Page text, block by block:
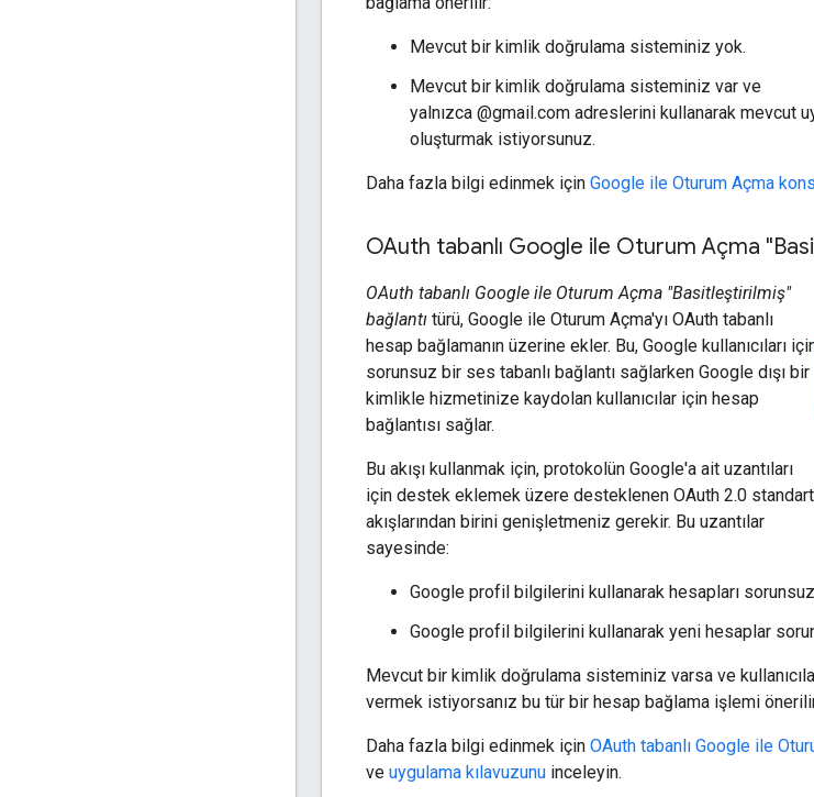
Mevcut bir kimlik doğrulama sisteminiz yok.
Mevcut bir kimlik doğrulama sisteminiz var ve
yalnızca @gmail.com adreslerini kullanarak mevcut
oluşturmak istiyorsunuz.
Daha fazla bilgi edinmek için Google ile Oturum Açma
OAuth tabanlı Google ile Oturum Açma
OAuth tabanlı Google ile Oturum Açma "Basitleştirilmiş"
bağlantı türü, Google ile Oturum Açma'yı OAuth tabanlı
hesap bağlamanın üzerine ekler. Bu, Google kullanıcıları
sorunsuz bir ses tabanlı bağlantı sağlarken Google dışı bir
kimlikle hizmetinize kaydolan kullanıcılar için hesap
bağlantısı sağlar.
Bu akışı kullanmak için, protokolün Google'a ait uzantıları
için destek eklemek üzere desteklenen OAuth 2.0 standart
akışlarından birini genişletmeniz gerekir. Bu uzantılar
sayesinde:
Google profil bilgilerini kullanarak hesapları
Google profil bilgilerini kullanarak yeni hesaplar
Mevcut bir kimlik doğrulama sisteminiz varsa ve
vermek istiyorsanız bu tür bir hesap bağlama işlemi
Daha fazla bilgi edinmek için OAuth tabanlı Google ile
ve uygulama kılavuzunu inceleyin.